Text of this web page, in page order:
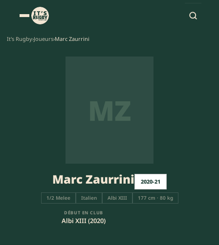
It's Rugby›Joueurs›Marc Zaurrini
MZ
Marc Zaurrini 2020-21
1/2 Melee Italien Albi XIII 177 cm · 80 kg
DÉBUT EN CLUB
Albi XIII (2020)